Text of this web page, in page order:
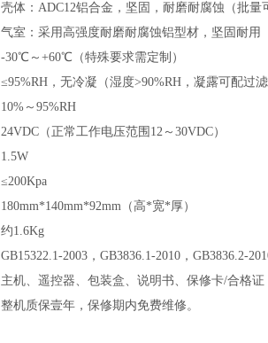
壳体：ADC12铝合金，坚固，耐磨耐腐蚀（批量
气室：采用高强度耐磨耐腐蚀铝型材，坚固耐用
-30℃～+60℃（特殊要求需定制）
≤95%RH，无冷凝（湿度>90%RH，凝露可配过滤
10%～95%RH
24VDC（正常工作电压范围12～30VDC）
1.5W
≤200Kpa
180mm*140mm*92mm（高*宽*厚）
约1.6Kg
GB15322.1-2003，GB3836.1-2010，GB3836.2-
主机、遥控器、包装盒、说明书、保修卡/合格证
整机质保壹年，保修期内免费维修。